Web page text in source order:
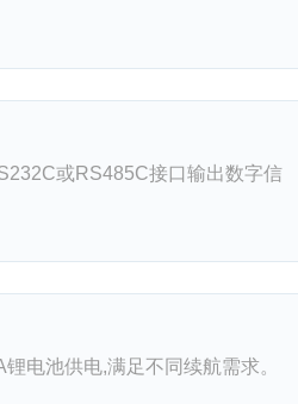
或RS485C接口输出数字信
电池供电,满足不同续航需求。